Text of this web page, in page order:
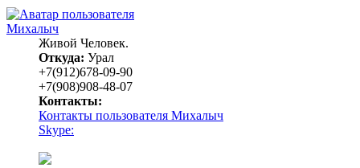
Михалыч
Живой Человек.
Откуда: Урал
+7(912)678-09-90
+7(908)908-48-07
Контакты:
Контакты пользователя Михалыч
Skype: